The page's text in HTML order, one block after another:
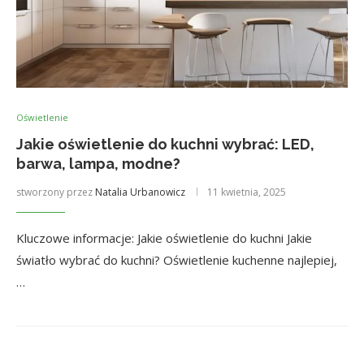
Oświetlenie
Jakie oświetlenie do kuchni wybrać: LED,
barwa, lampa, modne?
stworzony przez Natalia Urbanowicz 11 kwietnia, 2025
Kluczowe informacje: Jakie oświetlenie do kuchni Jakie
światło wybrać do kuchni? Oświetlenie kuchenne najlepiej,
…